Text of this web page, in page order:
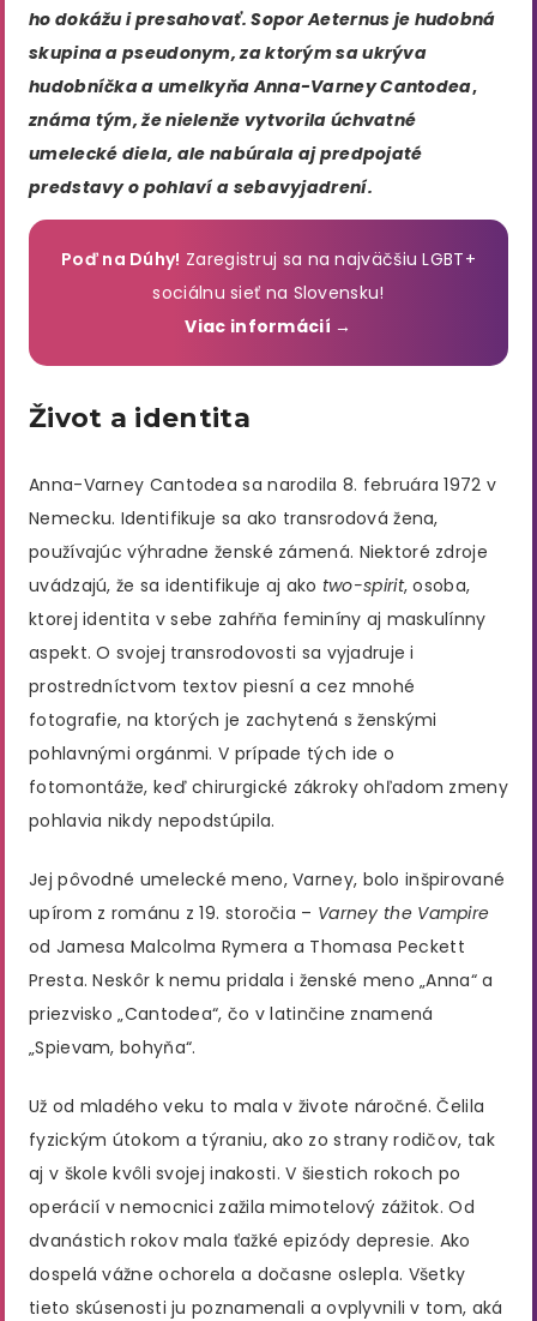
ho dokážu i presahovať. Sopor Aeternus je hudobná
skupina a pseudonym, za ktorým sa ukrýva
hudobníčka a umelkyňa Anna-Varney Cantodea,
známa tým, že nielenže vytvorila úchvatné
umelecké diela, ale nabúrala aj predpojaté
predstavy o pohlaví a sebavyjadrení.
Poď na Dúhy! Zaregistruj sa na najväčšiu LGBT+
sociálnu sieť na Slovensku!
Viac informácií →
Život a identita
Anna-Varney Cantodea sa narodila 8. februára 1972 v
Nemecku. Identifikuje sa ako transrodová žena,
používajúc výhradne ženské zámená. Niektoré zdroje
uvádzajú, že sa identifikuje aj ako two-spirit, osoba,
ktorej identita v sebe zahŕňa feminíny aj maskulínny
aspekt. O svojej transrodovosti sa vyjadruje i
prostredníctvom textov piesní a cez mnohé
fotografie, na ktorých je zachytená s ženskými
pohlavnými orgánmi. V prípade tých ide o
fotomontáže, keď chirurgické zákroky ohľadom zmeny
pohlavia nikdy nepodstúpila.
Jej pôvodné umelecké meno, Varney, bolo inšpirované
upírom z románu z 19. storočia – Varney the Vampire
od Jamesa Malcolma Rymera a Thomasa Peckett
Presta. Neskôr k nemu pridala i ženské meno „Anna“ a
priezvisko „Cantodea“, čo v latinčine znamená
„Spievam, bohyňa“.
Už od mladého veku to mala v živote náročné. Čelila
fyzickým útokom a týraniu, ako zo strany rodičov, tak
aj v škole kvôli svojej inakosti. V šiestich rokoch po
operácií v nemocnici zažila mimotelový zážitok. Od
dvanástich rokov mala ťažké epizódy depresie. Ako
dospelá vážne ochorela a dočasne oslepla. Všetky
tieto skúsenosti ju poznamenali a ovplyvnili v tom, aká